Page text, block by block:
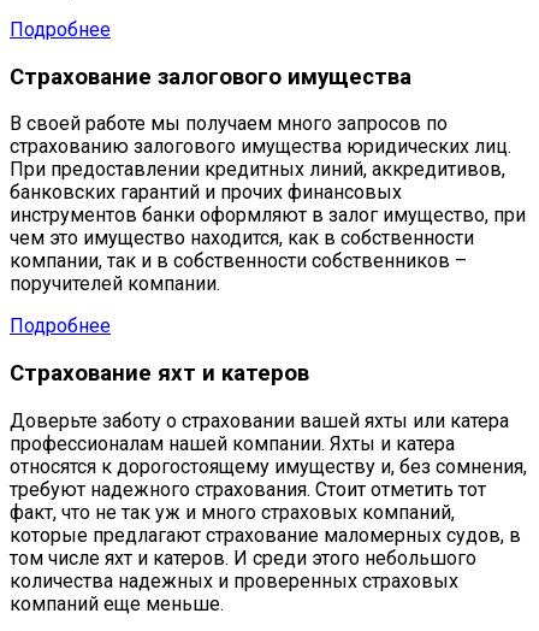
Подробнее
Страхование залогового имущества
В своей работе мы получаем много запросов по
страхованию залогового имущества юридических лиц.
При предоставлении кредитных линий, аккредитивов,
банковских гарантий и прочих финансовых
инструментов банки оформляют в залог имущество, при
чем это имущество находится, как в собственности
компании, так и в собственности собственников –
поручителей компании.
Подробнее
Страхование яхт и катеров
Доверьте заботу о страховании вашей яхты или катера
профессионалам нашей компании. Яхты и катера
относятся к дорогостоящему имуществу и, без сомнения,
требуют надежного страхования. Стоит отметить тот
факт, что не так уж и много страховых компаний,
которые предлагают страхование маломерных судов, в
том числе яхт и катеров. И среди этого небольшого
количества надежных и проверенных страховых
компаний еще меньше.